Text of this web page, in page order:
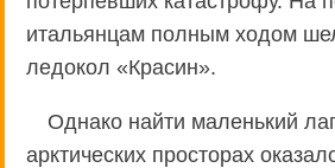
итальянцам полным ходом
ледокол «Красин».
Однако найти маленький
арктических просторах